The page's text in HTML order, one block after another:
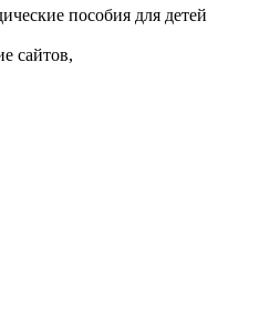
пособия для детей
сайтов,